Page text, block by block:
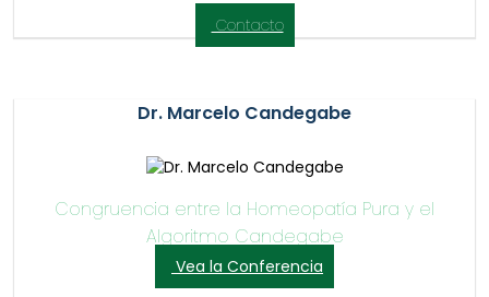
Contacto
Dr. Marcelo Candegabe
Congruencia entre la Homeopatía Pura y el
Algoritmo Candegabe
Vea la Conferencia